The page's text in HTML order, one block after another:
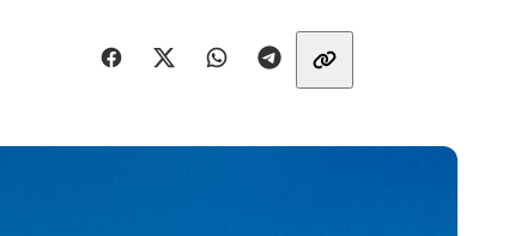
Udostępnij znajomym